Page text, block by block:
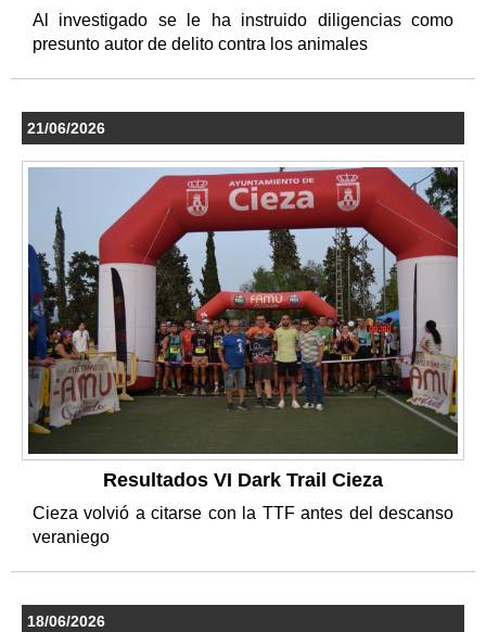
Al investigado se le ha instruido diligencias como
presunto autor de delito contra los animales
21/06/2026
Resultados VI Dark Trail Cieza
Cieza volvió a citarse con la TTF antes del descanso
veraniego
18/06/2026